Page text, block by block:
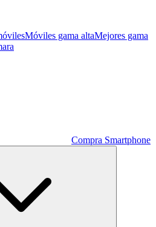
Móviles gama altaMejores gama
Compra Smartphone